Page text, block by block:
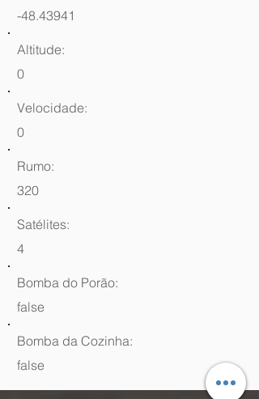
-48.43941
Altitude:
0
Velocidade:
0
Rumo:
320
Satélites:
4
Bomba do Porão:
false
Bomba da Cozinha:
false